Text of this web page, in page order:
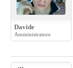
Davide
Amministratore